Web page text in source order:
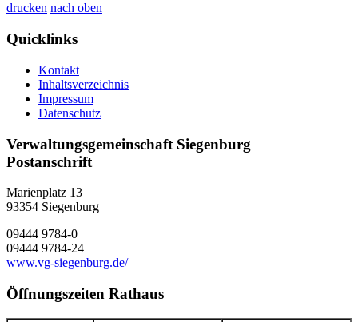
drucken nach oben
Quicklinks
Kontakt
Inhaltsverzeichnis
Impressum
Datenschutz
Verwaltungsgemeinschaft Siegenburg
Postanschrift
Marienplatz 13
93354 Siegenburg
09444 9784-0
09444 9784-24
www.vg-siegenburg.de/
Öffnungszeiten Rathaus